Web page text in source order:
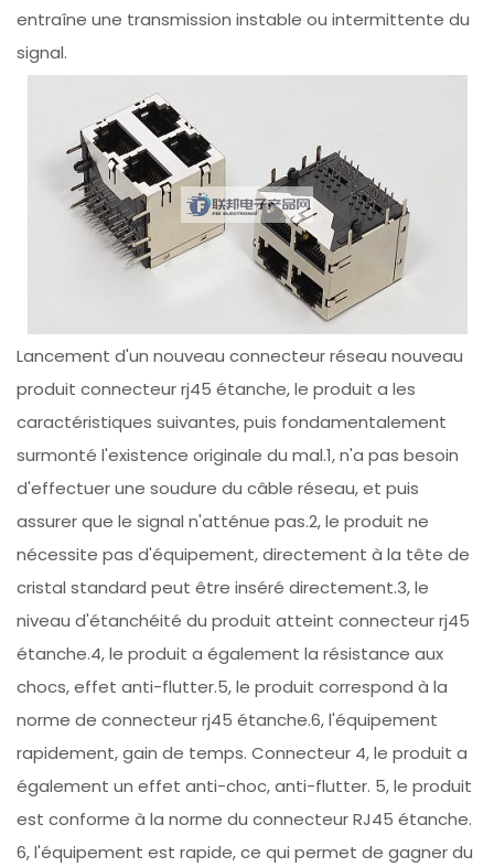
entraîne une transmission instable ou intermittente du
signal.
Lancement d'un nouveau connecteur réseau nouveau
produit connecteur rj45 étanche, le produit a les
caractéristiques suivantes, puis fondamentalement
surmonté l'existence originale du mal.1, n'a pas besoin
d'effectuer une soudure du câble réseau, et puis
assurer que le signal n'atténue pas.2, le produit ne
nécessite pas d'équipement, directement à la tête de
cristal standard peut être inséré directement.3, le
niveau d'étanchéité du produit atteint connecteur rj45
étanche.4, le produit a également la résistance aux
chocs, effet anti-flutter.5, le produit correspond à la
norme de connecteur rj45 étanche.6, l'équipement
rapidement, gain de temps. Connecteur 4, le produit a
également un effet anti-choc, anti-flutter. 5, le produit
est conforme à la norme du connecteur RJ45 étanche.
6, l'équipement est rapide, ce qui permet de gagner du